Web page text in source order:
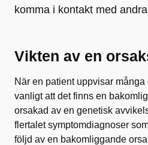
komma i kontakt med
Vikten av en
När en patient uppvisar
vanligt att det finns en
orsakad av en genetisk
flertalet symptomdiagnoser
följd av en bakomliggande